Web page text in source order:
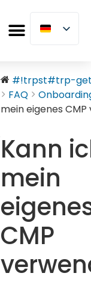
#!trpst#trp-
FAQ
mein eigenes
Kann
mein
CMP